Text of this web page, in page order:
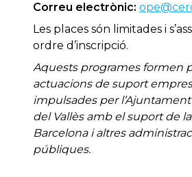
Correu electrònic:
Les places són limitades i
ordre d’inscripció.
Aquests programes formen
actuacions de suport
impulsades per
del Vallès amb el suport de
Barcelona i altres
públiques.